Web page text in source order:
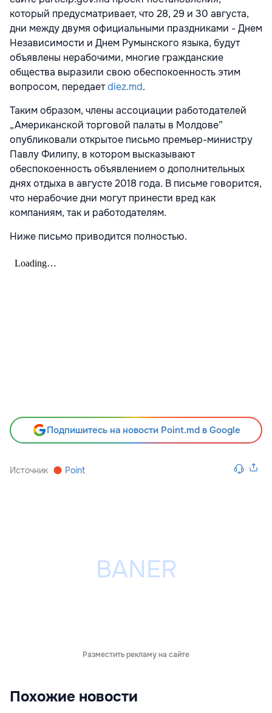
который предусматривает, что 28, 29 и 30 августа,
дни между двумя официальными праздниками - Днем
Независимости и Днем Румынского языка, будут
объявлены нерабочими, многие гражданские
общества выразили свою обеспокоенность этим
вопросом, передаетdiez.md.
Таким образом, члены ассоциации работодателей
„Американской торговой палаты в Молдове”
опубликовали открытое письмо премьер-министру
Павлу Филипу, в котором высказывают
обеспокоенность объявлением о дополнительных
днях отдыха в августе 2018 года. В письме говорится,
что нерабочие дни могут принести вред как
компаниям, так и работодателям.
Ниже письмо приводится полностью.
Подпишитесь на новости Point.md в Google
Источник Point
Разместить рекламу на сайте
Похожие новости